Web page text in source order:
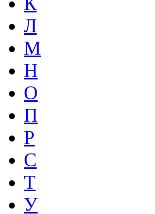
Л
М
Н
О
П
Р
С
Т
У